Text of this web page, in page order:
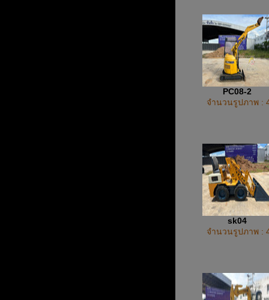
PC08-2
จำนวนรูปภาพ :
sk04
จำนวนรูปภาพ :